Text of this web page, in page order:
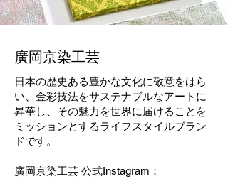
廣岡京染工芸
日本の歴史ある豊かな文化に敬意をはら
い、金彩技法をサステナブルなアートに
昇華し、その魅力を世界に届けることを
ミッションとする​ライフスタイルブラン
ド​です。
廣岡京染工芸 公式Instagram：